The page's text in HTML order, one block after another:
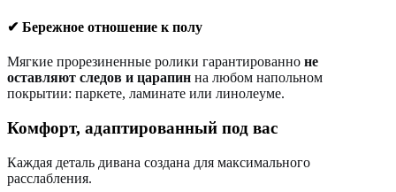
✔ Бережное отношение к полу
Мягкие прорезиненные ролики гарантированно не
оставляют следов и царапин на любом напольном
покрытии: паркете, ламинате или линолеуме.
Комфорт, адаптированный под вас
Каждая деталь дивана создана для максимального
расслабления.